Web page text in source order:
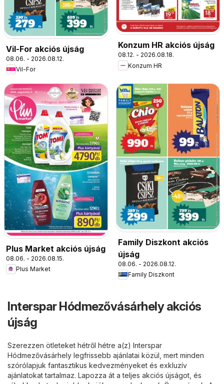
Vil-For akciós újság
08.06. - 2026.08.12.
Vil-For
Konzum HR akciós újság
08.12. - 2026.08.18.
Konzum HR
Plus Market akciós újság
08.06. - 2026.08.15.
Plus Market
Family Diszkont akciós
újság
08.06. - 2026.08.12.
Family Diszkont
Interspar Hódmezővásárhely akciós
újság
Szerezzen ötleteket hétről hétre a(z) Interspar
Hódmezővásárhely legfrissebb ajánlatai közül, mert minden
szórólapjuk fantasztikus kedvezményeket és exkluzív
ajánlatokat tartalmaz. Lapozza át a teljes akciós újságot, és